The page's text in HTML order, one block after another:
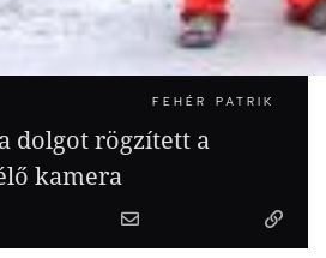
FEHÉR PATRIK
dolgot rögzített a
kamera